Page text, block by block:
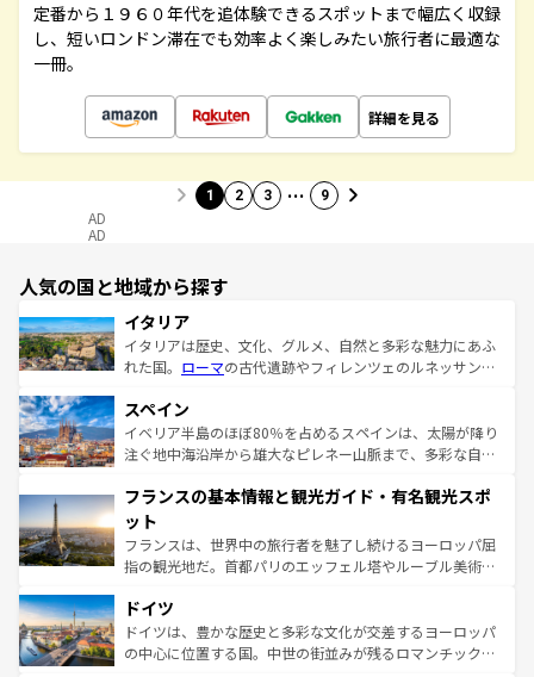
定番から１９６０年代を追体験できるスポットまで幅広く収録
し、短いロンドン滞在でも効率よく楽しみたい旅行者に最適な
一冊。
詳細を見る
1 2 3 … 9
AD
AD
人気の国と地域から探す
イタリア
イタリアは歴史、文化、グルメ、自然と多彩な魅力にあふ
れた国。 ローマの古代遺跡やフィレンツェのルネッサンス
ろん、トスカーナの美しい田園風景やアマルフィ海岸の絶
景など、自然景観も見逃せない。観光の合間には、本場の
ピザやパスタなど、絶品のイタリア料理を堪能することも
ませてくれるイタリアで、忘れられない旅をしてみよう！
なお、新着のイタリア情報は
しい。
スペイン
イベリア半島のほぼ80％を占めるスペインは、太陽が降り
注ぐ地中海沿岸から雄大なピレネー山脈まで、多彩な自然
文化が根付くこの国では、情熱的なフラメンコ、熱気あふ
れる闘牛、そして美味しいタパスが生活の一部となってい
る。首都マドリードの洗練された雰囲気や、バルセロナの
アートに溢れた街角から、地方では古代ローマ遺跡や中世
せる。地方によって風土や気候が異なるスペインはその個
性で訪れる人を魅了する。 なお、新着のスペイン情報は コ
ンテンツ一覧を参照してほしい。
フランスの基本情報と観光ガイド・有名観光スポ
ット
フランスは、世界中の旅行者を魅了し続けるヨーロッパ屈
指の観光地だ。首都パリのエッフェル塔やルーブル美術館
で、幅広い魅力が詰まっている。華麗な宮殿、歴史的な大
聖堂、美しいビーチ、そして豊かな自然が、訪れる者を心
から魅了する。また、フランスは美食の国としても知ら
ドイツ
ドイツは、豊かな歴史と多彩な文化が交差するヨーロッパ
の中心に位置する国。中世の街並みが残るロマンチック街